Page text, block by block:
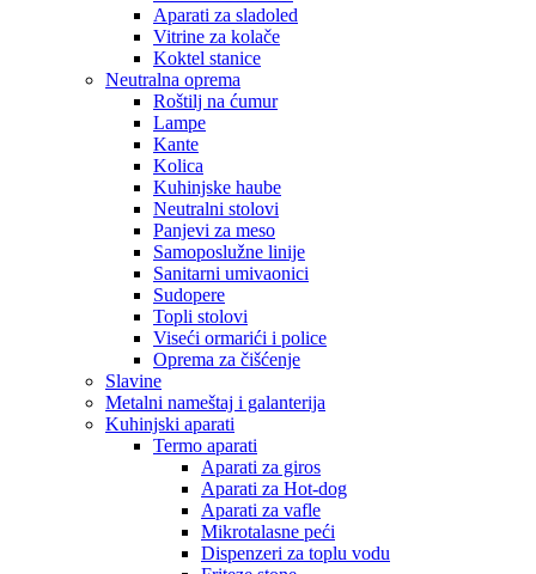
Aparati za sladoled
Vitrine za kolače
Koktel stanice
Neutralna oprema
Roštilj na ćumur
Lampe
Kante
Kolica
Kuhinjske haube
Neutralni stolovi
Panjevi za meso
Samoposlužne linije
Sanitarni umivaonici
Sudopere
Topli stolovi
Viseći ormarići i police
Oprema za čišćenje
Slavine
Metalni nameštaj i galanterija
Kuhinjski aparati
Termo aparati
Aparati za giros
Aparati za Hot-dog
Aparati za vafle
Mikrotalasne peći
Dispenzeri za toplu vodu